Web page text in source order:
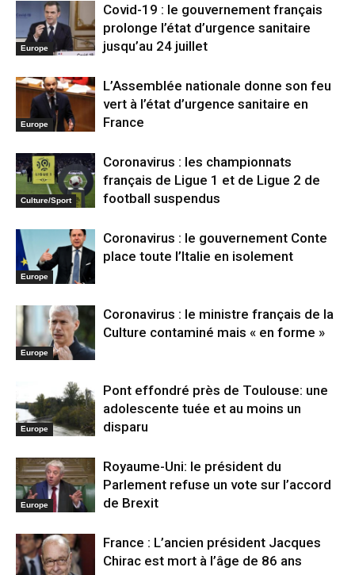
Europe
Covid-19 : le gouvernement français
prolonge l’état d’urgence sanitaire
jusqu’au 24 juillet
Europe
L’Assemblée nationale donne son feu
vert à l’état d’urgence sanitaire en
France
Culture/Sport
Coronavirus : les championnats
français de Ligue 1 et de Ligue 2 de
football suspendus
Europe
Coronavirus : le gouvernement Conte
place toute l’Italie en isolement
Europe
Coronavirus : le ministre français de la
Culture contaminé mais « en forme »
Europe
Pont effondré près de Toulouse: une
adolescente tuée et au moins un
disparu
Europe
Royaume-Uni: le président du
Parlement refuse un vote sur l’accord
de Brexit
France : L’ancien président Jacques
Chirac est mort à l’âge de 86 ans